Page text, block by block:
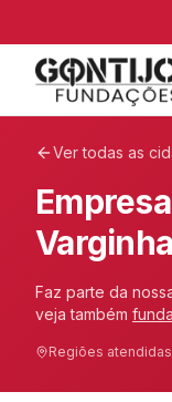
Ver todas as
Faz parte da
veja também
Regiões atendidas